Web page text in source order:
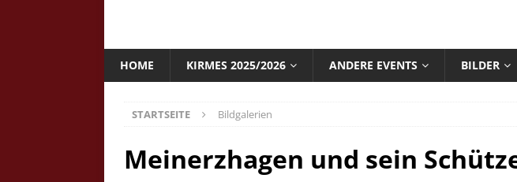
HOME KIRMES 2025/2026 ANDERE EVENTS BILDER
STARTSEITE Bildgalerien
Meinerzhagen und sein